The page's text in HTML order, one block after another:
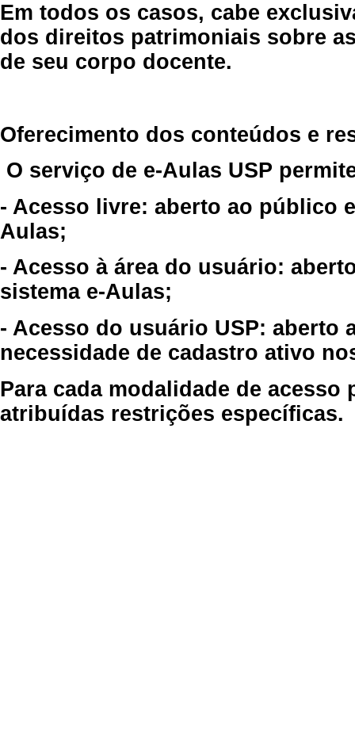
Em todos os casos, cabe
dos direitos patrimoniais sobre
de seu corpo docente.
Oferecimento dos conteúdos e
O serviço de e-Aulas USP
- Acesso livre: aberto ao público
Aulas;
- Acesso à área do usuário:
sistema e-Aulas;
- Acesso do usuário USP: aberto
necessidade de cadastro ativo
Para cada modalidade de
atribuídas restrições específicas.